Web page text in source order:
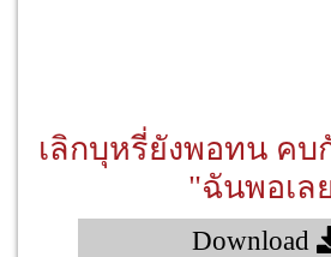
เลิกบุหรี่ยังพอทน ค
"ฉันพอเล
Download